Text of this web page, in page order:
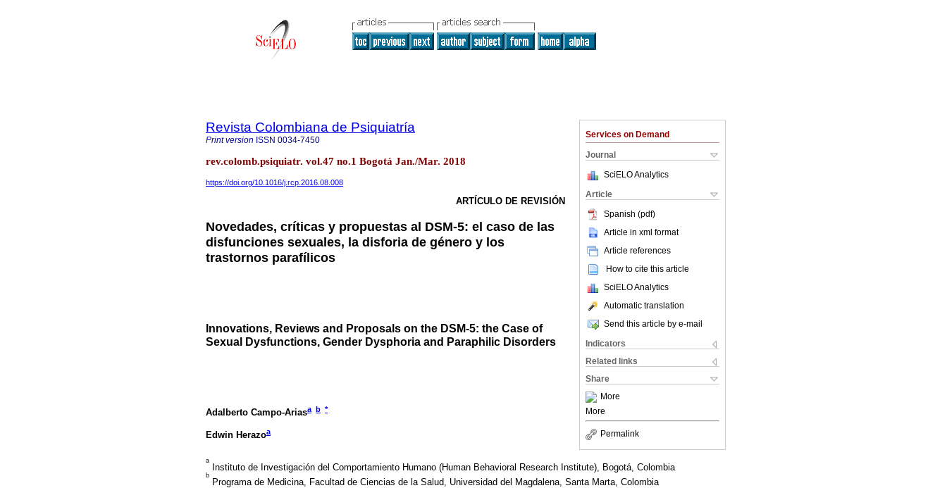
Services on Demand
Journal
SciELO Analytics
Article
Spanish (pdf)
Article in xml format
Article references
How to cite this article
SciELO Analytics
Automatic translation
Send this article by e-mail
Indicators
Related links
Share
More
More
Permalink
Revista Colombiana de Psiquiatría
Print version ISSN 0034-7450
rev.colomb.psiquiatr. vol.47 no.1 Bogotá Jan./Mar. 2018
https://doi.org/10.1016/j.rcp.2016.08.008
ARTÍCULO DE REVISIÓN
Novedades, críticas y propuestas al DSM-5: el caso de las
disfunciones sexuales, la disforia de género y los
trastornos parafílicos
Innovations, Reviews and Proposals on the DSM-5: the Case of
Sexual Dysfunctions, Gender Dysphoria and Paraphilic Disorders
Adalberto Campo-Ariasa b *
Edwin Herazoa
a
Instituto de Investigación del Comportamiento Humano (Human Behavioral Research Institute), Bogotá, Colombia
b
Programa de Medicina, Facultad de Ciencias de la Salud, Universidad del Magdalena, Santa Marta, Colombia